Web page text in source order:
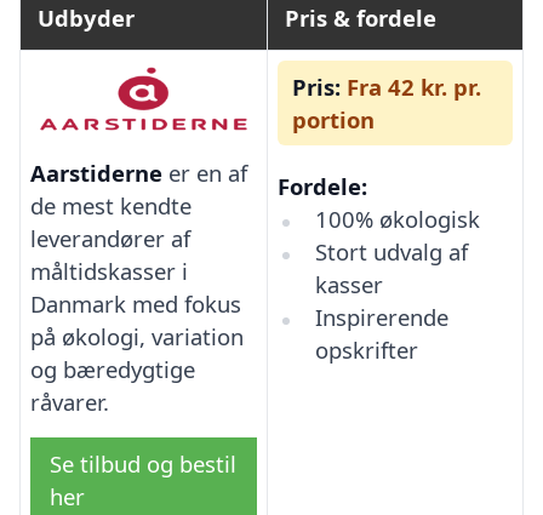
Udbyder Pris & fordele
Aarstiderne er en af
de mest kendte
leverandører af
måltidskasser i
Danmark med fokus
på økologi, variation
og bæredygtige
råvarer.
Se tilbud og bestil
her
Pris: Fra 42 kr. pr.
portion
Fordele:
100% økologisk
Stort udvalg af
kasser
Inspirerende
opskrifter